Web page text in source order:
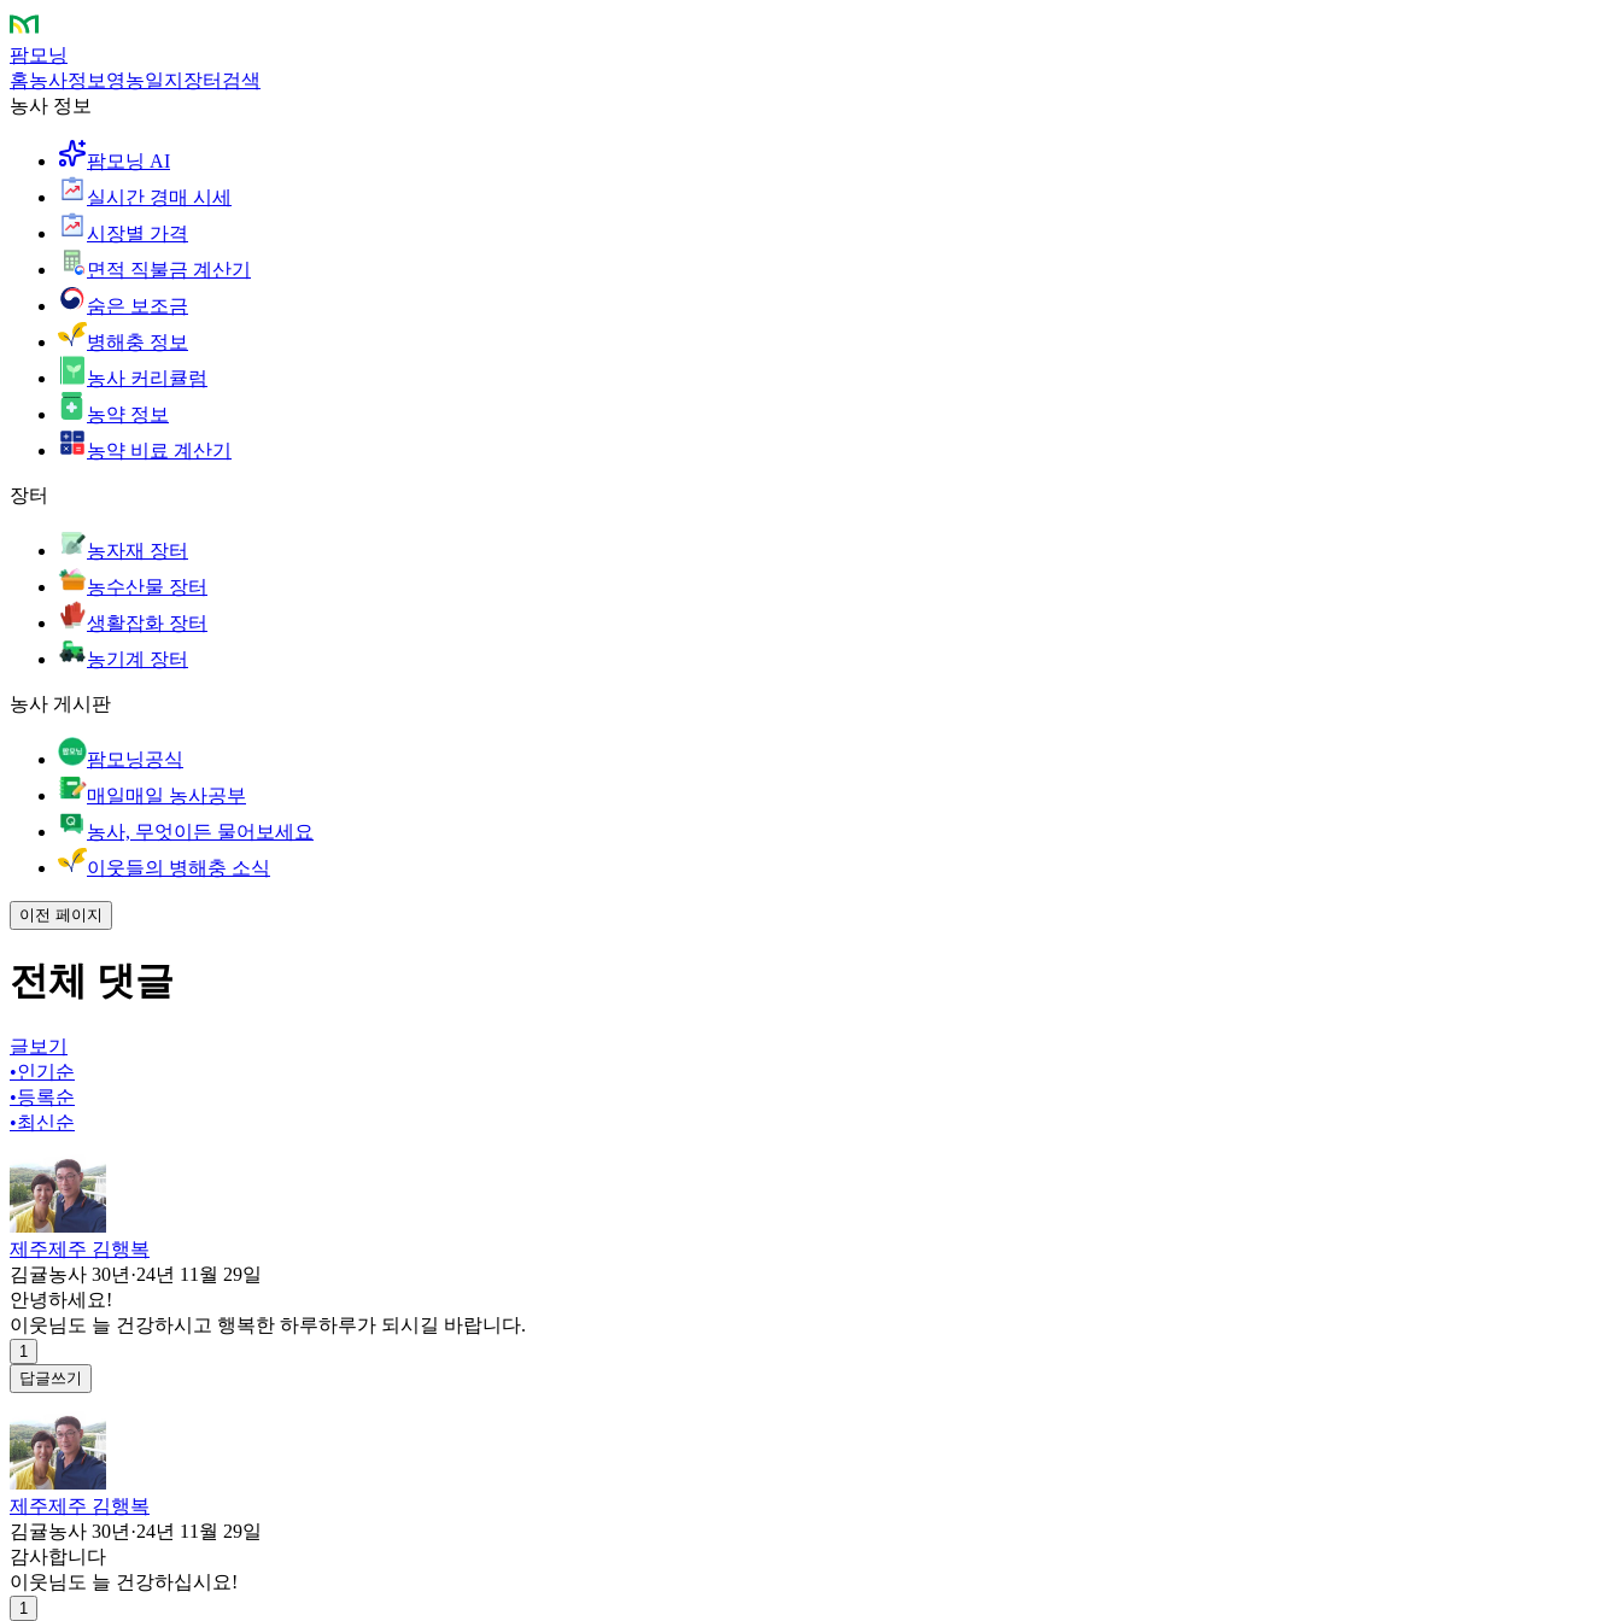
팜모닝
홈농사정보 영농일지 장터 검색
농사 정보
팜모닝 AI
실시간 경매 시세
시장별 가격
면적 직불금 계산기
숨은 보조금
병해충 정보
농사 커리큘럼
농약 정보
농약 비료 계산기
장터
농자재 장터
농수산물 장터
생활잡화 장터
농기계 장터
농사 게시판
팜모닝공식
매일매일 농사공부
농사, 무엇이든 물어보세요
이웃들의 병해충 소식
이전 페이지
전체 댓글
글보기
•인기순
•등록순
•최신순
제주제주 김행복
김귤농사 30년 ·24년 11월 29일
안녕하세요!
이웃님도 늘 건강하시고 행복한 하루하루가 되시길 바랍니다.
1
답글쓰기
제주제주 김행복
김귤농사 30년 ·24년 11월 29일
감사합니다
이웃님도 늘 건강하십시요!
1